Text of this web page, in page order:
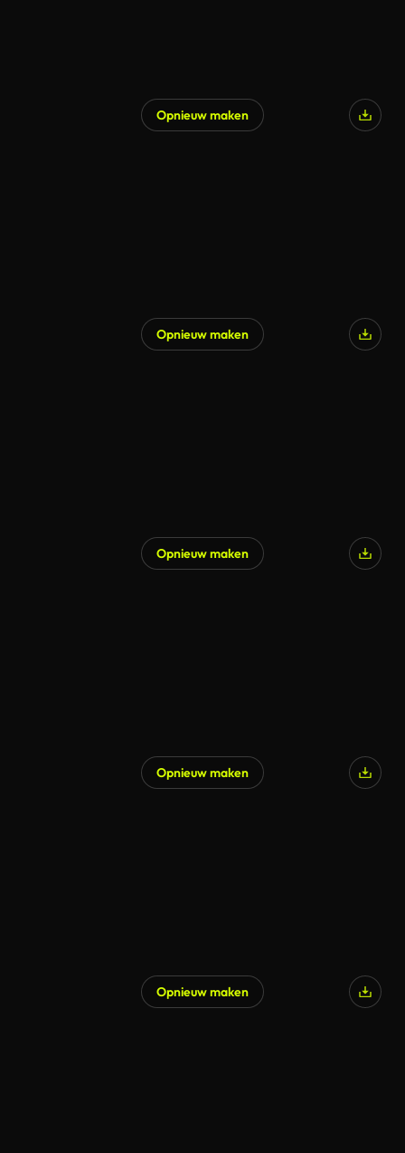
Opnieuw maken
Opnieuw maken
Opnieuw maken
Opnieuw maken
Opnieuw maken